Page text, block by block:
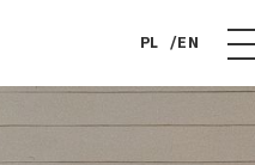
PL EN